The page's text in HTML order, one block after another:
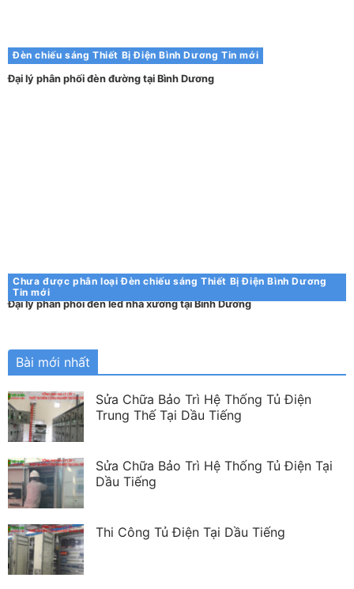
Đèn chiếu sáng Thiết Bị Điện Bình Dương Tin mới
Đại lý phân phối đèn đường tại Bình Dương
Chưa được phân loại Đèn chiếu sáng Thiết Bị Điện Bình Dương
Tin mới
Đại lý phân phối đèn led nhà xưởng tại Bình Dương
Bài mới nhất
Sửa Chữa Bảo Trì Hệ Thống Tủ Điện
Trung Thế Tại Dầu Tiếng
Sửa Chữa Bảo Trì Hệ Thống Tủ Điện Tại
Dầu Tiếng
Thi Công Tủ Điện Tại Dầu Tiếng